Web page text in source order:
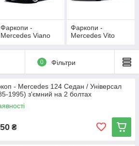
Фаркопи -
Mercedes Viano
Фаркопи -
Mercedes Vito
0 Фільтри
- Mercedes 124 Седан / Універсал
1995) з'ємний на 2 болтах
₴